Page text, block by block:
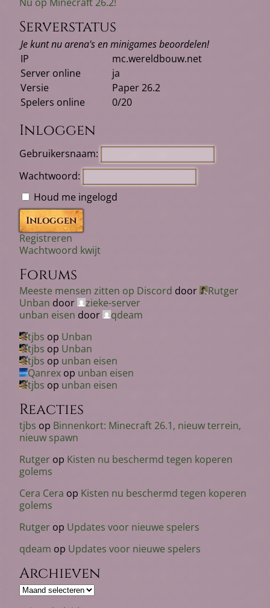
Serverstatus
Je kunt nu arena's en minigames beoordelen!
IP
mc.wereldbouw.net
Server online
ja
Versie
Paper 26.2
Spelers online
0/20
Inloggen
Gebruikersnaam:
Wachtwoord:
Houd me ingelogd
Inloggen
Registreren
Wachtwoord kwijt
Forums
Meeste mensen zitten op Discord door
Rutger
Unban door
zieke-server
unban eisen door
qdeam
tjbs op Unban
tjbs op Unban
tjbs op unban eisen
Qanrex op unban eisen
tjbs op unban eisen
Reacties
tjbs op Binnenkort: Minecraft 26.1, nieuw terrein,
nieuw spawn
Rutger op Kisten nu beschermd tegen koperen
golems
Cera Cera op Kisten nu beschermd tegen koperen
golems
Rutger op Updates voor nieuwe spelers
qdeam op Updates voor nieuwe spelers
Archieven
Archieven